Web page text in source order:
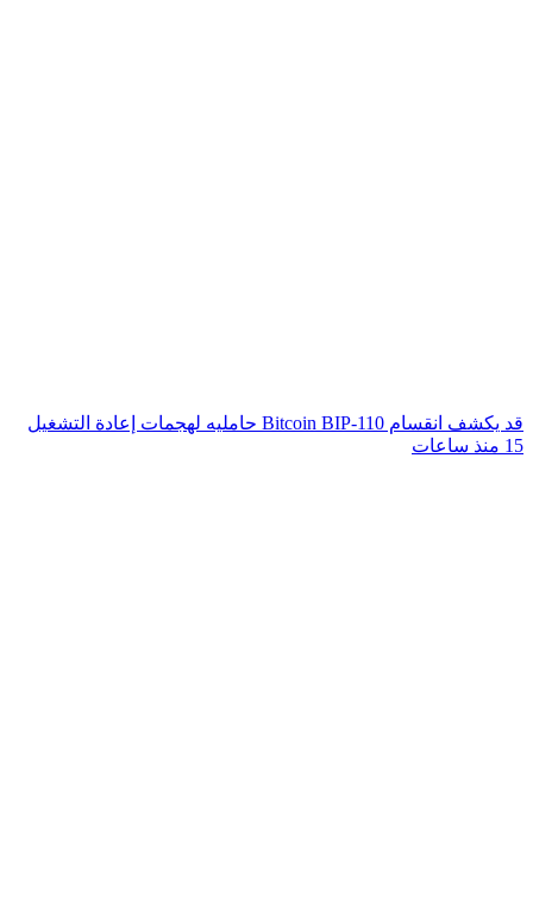
قد يكشف انقسام Bitcoin BIP-110 حامليه لهجمات إعادة التشغيل
15 منذ ساعات